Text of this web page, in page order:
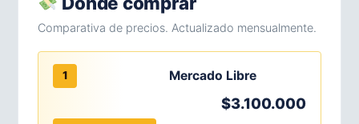
Comparativa de precios. Actualizado mensualmente.
1 Mercado Libre
$3.100.000